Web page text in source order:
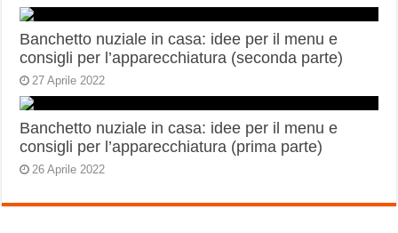
Banchetto nuziale in casa: idee per il menu e
consigli per l’apparecchiatura (seconda parte)
27 Aprile 2022
Banchetto nuziale in casa: idee per il menu e
consigli per l’apparecchiatura (prima parte)
26 Aprile 2022